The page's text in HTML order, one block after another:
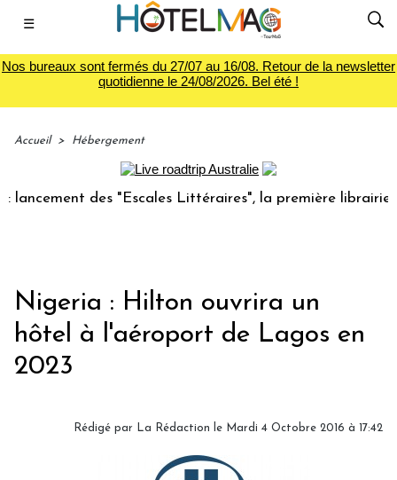
☰
Nos bureaux sont fermés du 27/07 au 16/08. Retour de la newsletter
quotidienne le 24/08/2026. Bel été !
Accueil > Hébergement
des "Escales Littéraires", la première librairie du
Nigeria : Hilton ouvrira un
hôtel à l'aéroport de Lagos en
2023
Rédigé par La Rédaction le Mardi 4 Octobre 2016 à 17:42